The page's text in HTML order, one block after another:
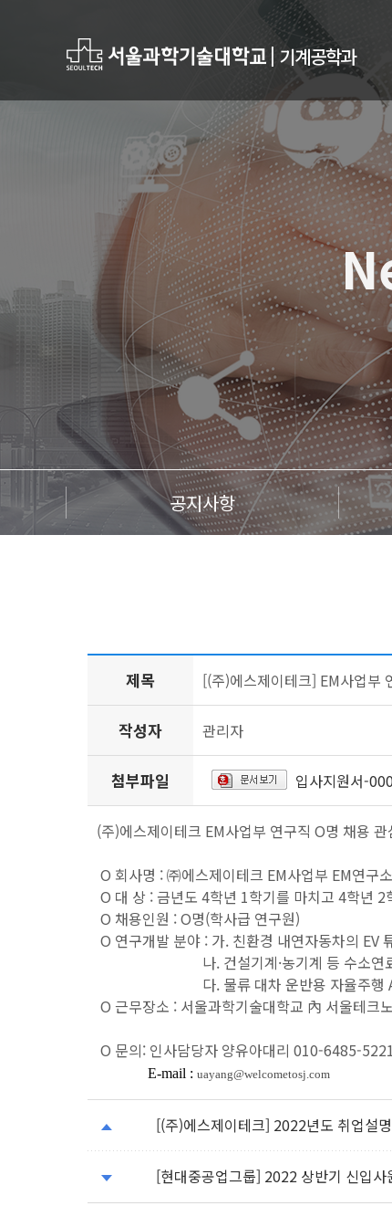
| 기계공학과
공지사항
제목 [(주)에스제이테크] EM사업부
작성자 관리자
첨부파일 입사지원서-
(주)에스제이테크 EM사업부 연구직 O명 채용
O 회사명 : ㈜에스제이테크 EM사업부 EM연구소
O 대 상 : 금년도 4학년 1학기를 마치고 4학년
O 채용인원 : O명(학사급 연구원)
O 연구개발 분야 : 가. 친환경 내연자동차의 EV
나. 건설기계·농기계 등 수소연료전
다. 물류 대차 운반용 자율주행
O 근무장소 : 서울과학기술대학교 內 서울테크
O 문의: 인사담당자 양유아대리 010-6485-5221
E-mail : uayang@welcometosj.com
[(주)에스제이테크] 2022년도 취업설
[현대중공업그룹] 2022 상반기 신입